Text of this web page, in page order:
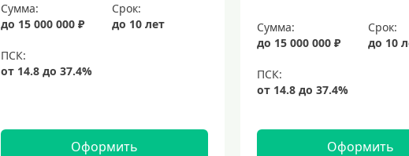
Сумма:
до 15 000 000 ₽
Срок:
до 10 лет
Оформить
Сумма:
до 15 000 000 ₽
Срок:
до 10
Оформить